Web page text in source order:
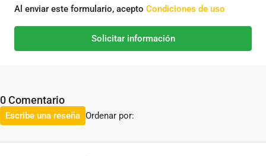
Al enviar este formulario, acepto Condiciones de uso
Solicitar información
0 Comentario
Ordenar por:
Escribe una reseña